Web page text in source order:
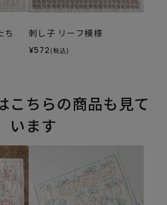
ち 刺し子 リーフ模様
¥572 (税込)
こちらの商品も見て
います